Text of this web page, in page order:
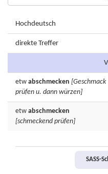
Hochdeutsch
direkte Treffer
etw abschmecken [Geschmack
prüfen u. dann würzen]
etw abschmecken
[schmeckend prüfen]
SASS-